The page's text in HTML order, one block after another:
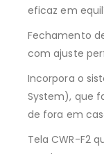
eficaz em
Fechamento
com ajuste
Incorpora o
System), que
de fora em
Tela CWR-F2